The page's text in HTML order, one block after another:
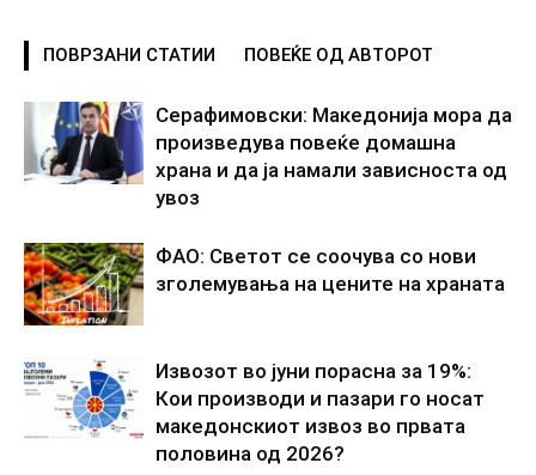
ПОВРЗАНИ СТАТИИ ПОВЕЌЕ ОД АВТОРОТ
Серафимовски: Македонија мора да
произведува повеќе домашна
храна и да ја намали зависноста од
увоз
ФАО: Светот се соочува со нови
зголемувања на цените на храната
Извозот во јуни порасна за 19%:
Кои производи и пазари го носат
македонскиот извоз во првата
половина од 2026?